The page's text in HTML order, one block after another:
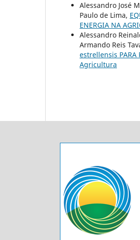
Alessandro José
Paulo de Lima,
ENERGIA NA
Alessandro
Armando Reis
estrellensis PARA
Agricultura